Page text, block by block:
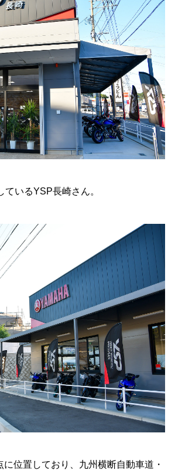
いるYSP長崎さん。
位置しており、九州横断自動車道・